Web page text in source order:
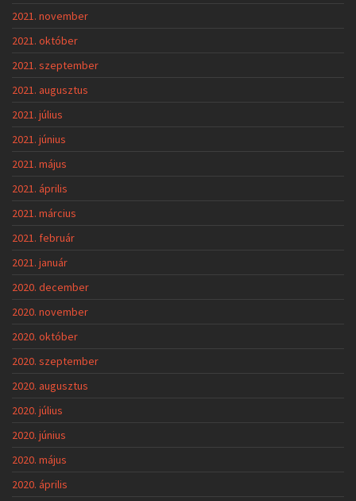
2021. november
2021. október
2021. szeptember
2021. augusztus
2021. július
2021. június
2021. május
2021. április
2021. március
2021. február
2021. január
2020. december
2020. november
2020. október
2020. szeptember
2020. augusztus
2020. július
2020. június
2020. május
2020. április